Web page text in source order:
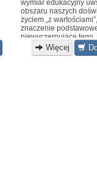
wymiar edukacyjny
obszaru naszych
życiem „z
znaczenie
niewyczerpujące tego,
nazywa formami
których raison d’être
Więcej